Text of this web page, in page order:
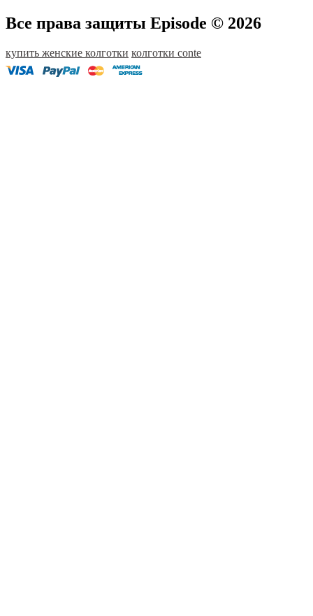
Все права защиты Episode © 2026
купить женские колготки колготки conte